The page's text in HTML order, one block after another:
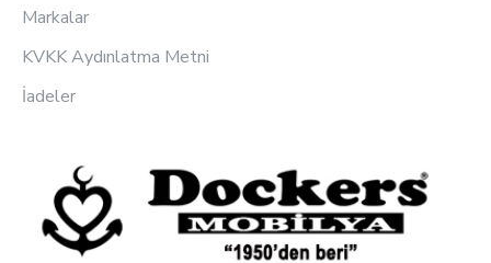
Markalar
KVKK Aydınlatma Metni
İadeler